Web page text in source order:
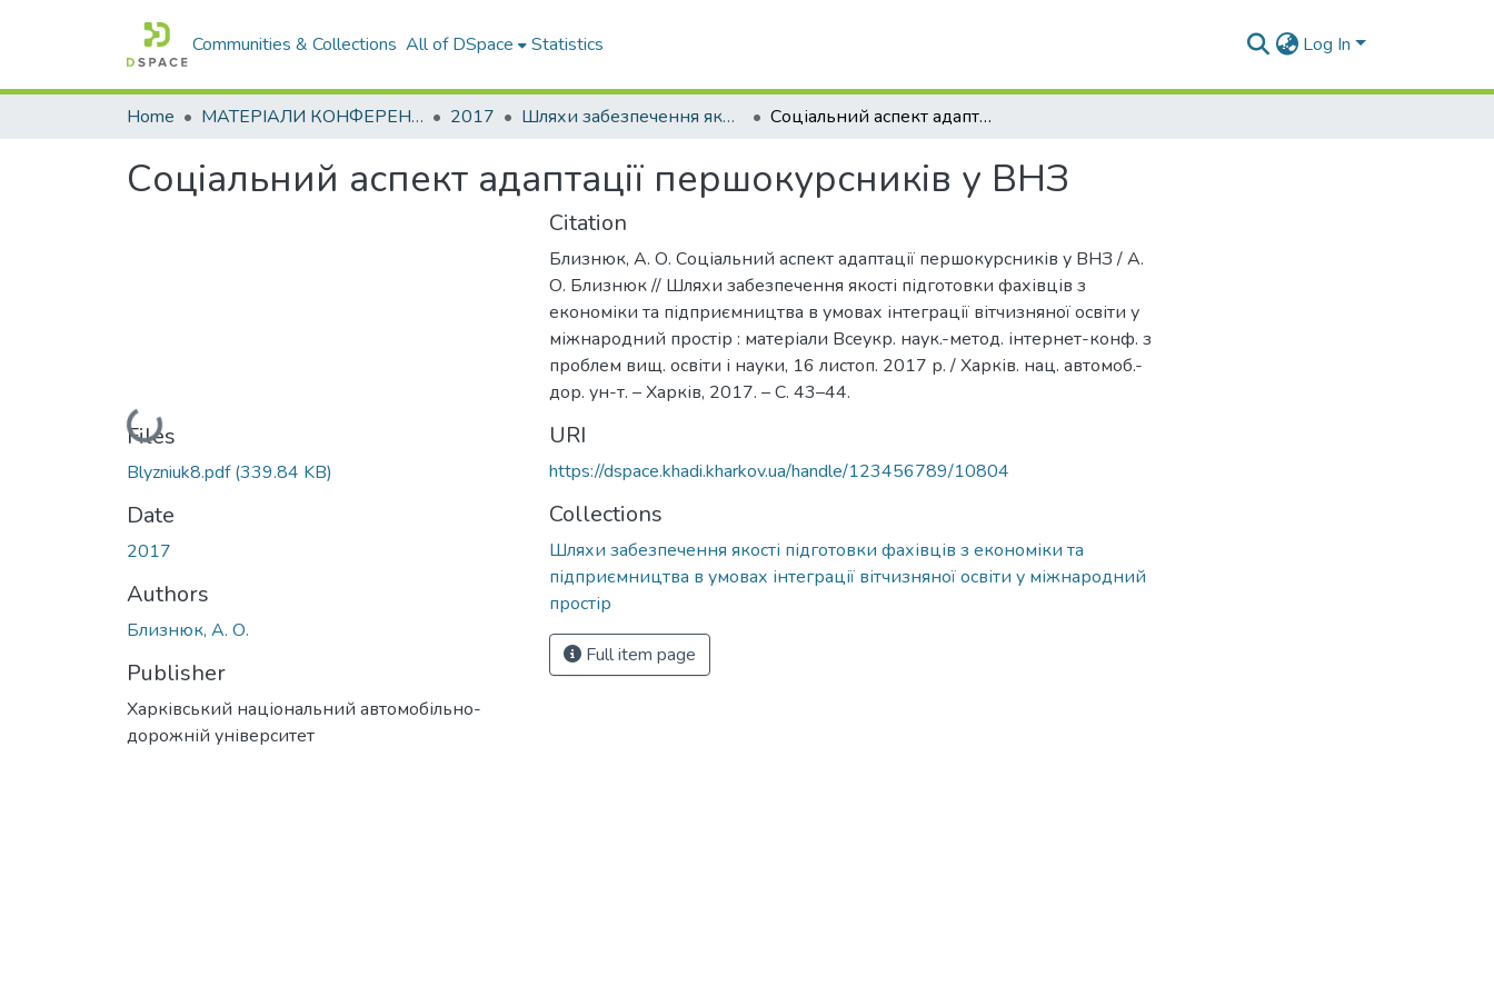
Communities & Collections All of DSpace Statistics Log In
Home МАТЕРІАЛИ КОНФЕРЕНЦІЙ 2017 Шляхи забезпечення якості підготовки фахівців з економіки та підприємництва в умовах інтеграції вітчизняної освіти у міжнародний простір Соціальний аспект адаптації першокурсників у ВНЗ
Соціальний аспект адаптації першокурсників у ВНЗ
Loading...
Files
Blyzniuk8.pdf(339.84 KB)
Date
2017
Authors
Близнюк, А. О.
Publisher
Харківський національний автомобільно-
дорожній університет
Citation
Близнюк, А. О. Соціальний аспект адаптації першокурсників у ВНЗ / А.
О. Близнюк // Шляхи забезпечення якості підготовки фахівців з
економіки та підприємництва в умовах інтеграції вітчизняної освіти у
міжнародний простір : матеріали Всеукр. наук.-метод. інтернет-конф. з
проблем вищ. освіти і науки, 16 листоп. 2017 р. / Харків. нац. автомоб.-
дор. ун-т. – Харків, 2017. – С. 43–44.
URI
https://dspace.khadi.kharkov.ua/handle/123456789/10804
Collections
Шляхи забезпечення якості підготовки фахівців з економіки та
підприємництва в умовах інтеграції вітчизняної освіти у міжнародний
простір
Full item page